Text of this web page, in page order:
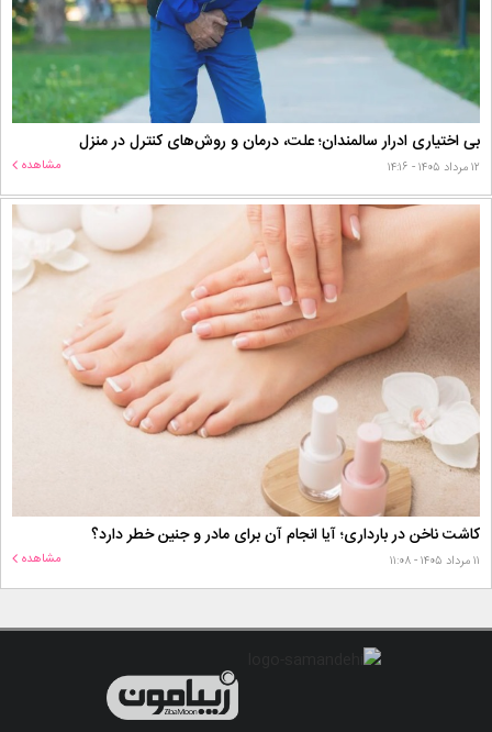
بی اختیاری ادرار سالمندان؛ علت، درمان و روش‌های کنترل در منزل
۱۲ مرداد ۱۴۰۵ - ۱۴:۱۶ مشاهده
کاشت ناخن در بارداری؛ آیا انجام آن برای مادر و جنین خطر دارد؟
۱۱ مرداد ۱۴۰۵ - ۱۱:۰۸ مشاهده